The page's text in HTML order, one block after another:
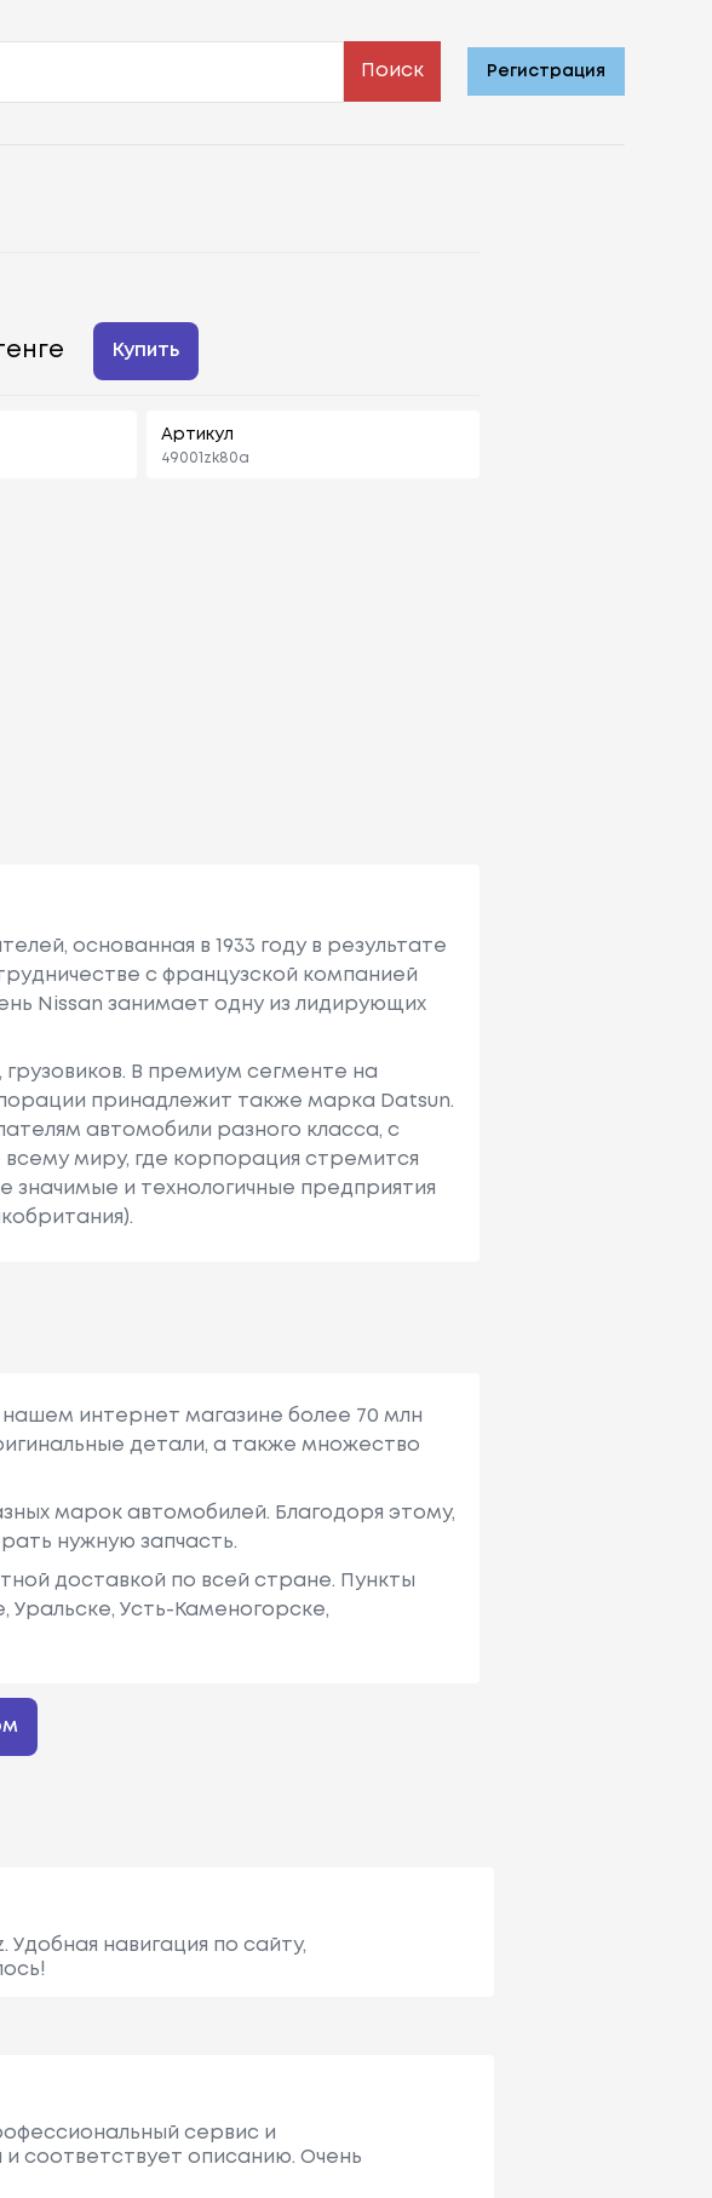
Поиск Регистрация
Купить
Артикул
49001zk80a
основанная в 1933 году в результате
с французcкой компанией
Nissan занимает одну из лидирующих
В премиум сегменте на
принадлежит также марка Datsun.
автомобили разного класса, с
миру, где корпорация стремится
значимые и технологичные предприятия
нашем интернет магазине более 70 млн
детали, а также множество
марок автомобилей. Благодоря этому,
нужную запчасть.
доставкой по всей стране. Пункты
Уральске, Усть-Каменогорске,
навигация по сайту,
сервис и
соответствует описанию. Очень